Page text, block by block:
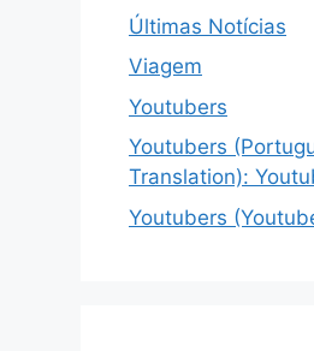
Últimas Notícias
Viagem
Youtubers
Youtubers
Translation):
Youtubers